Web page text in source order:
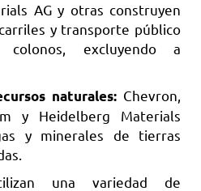
AG y otras construyen
y transporte público
colonos, excluyendo a
naturales: Chevron,
y Heidelberg Materials
y minerales de tierras
una variedad de